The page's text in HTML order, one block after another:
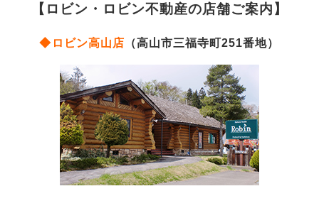
【ロビン・ロビン不動産の店舗ご案内】
◆ロビン高山店 （高山市三福寺町251番地）